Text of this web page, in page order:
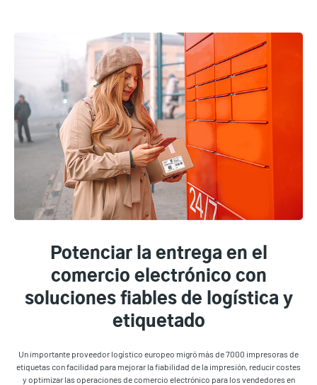
Potenciar la entrega en el
comercio electrónico con
soluciones fiables de logística y
etiquetado
Un importante proveedor logístico europeo migró más de 7000 impresoras de
etiquetas con facilidad para mejorar la fiabilidad de la impresión, reducir costes
y optimizar las operaciones de comercio electrónico para los vendedores en